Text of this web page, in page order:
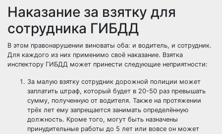
Наказание за взятку для
сотрудника ГИБДД
В этом правонарушении виноваты оба: и водитель, и сотрудник.
Для каждого из них применимо своё наказание. Взятка
инспектору ГИБДД может принести следующие неприятности:
За малую взятку сотрудник дорожной полиции может
заплатить штраф, который будет в 20-50 раз превышать
сумму, полученную от водителя. Также на протяжении
трёх лет ему запрещается занимать определённую
должность. Кроме того, могут быть назначены
принудительные работы до 5 лет или вовсе он может